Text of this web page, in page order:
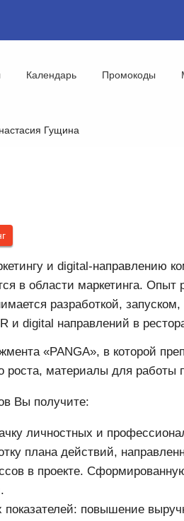
Календарь Промокоды
Гущина
и digital-направлению
в области маркетинга.
разработкой,
и digital направлений в
«PANGA», в которой
роста, материалы для работы
Вы получите:
личностных и
плана действий,
в проекте.
повышение